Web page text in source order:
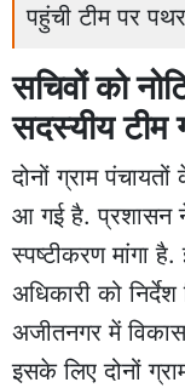
पहुंची टीम पर
सचिवों को
सदस्यीय टीम
दोनों ग्राम
आ गई है. प्रशासन
स्पष्टीकरण मांगा
अधिकारी को
अजीतनगर में विकास
इसके लिए दोनों